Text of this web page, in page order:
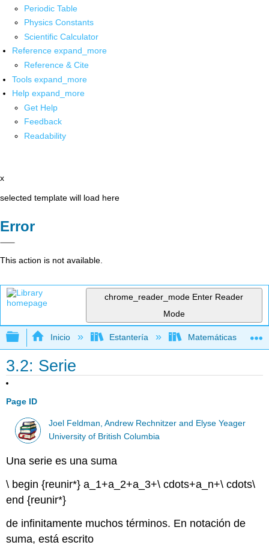
Periodic Table
Physics Constants
Scientific Calculator
Reference expand_more
Reference & Cite
Tools expand_more
Help expand_more
Get Help
Feedback
Readability
x
selected template will load here
Error
This action is not available.
chrome_reader_mode Enter Reader
Mode
Expandir/contraer jerarquía global
Inicio Estantería Matemáticas
3.2: Serie
Page ID
Joel Feldman, Andrew Rechnitzer and Elyse Yeager
University of British Columbia
Una serie es una suma
\ begin {reunir*} a_1+a_2+a_3+\ cdots+a_n+\ cdots\
end {reunir*}
de infinitamente muchos términos. En notación de
suma, está escrito